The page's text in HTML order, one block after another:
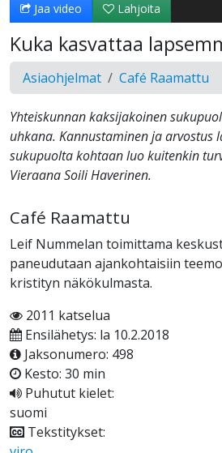
Jaa video Lahjoita
Kuka kasvattaa
Asiaohjelmat Café Raamattu
Yhteiskunnan kaksijakoinen
uhkana. Kannustaminen ja arvostus
sukupuolta kohtaan luo kuitenkin
Vieraana Soili Haverinen.
Café Raamattu
Leif Nummelan toimittama
paneudutaan ajankohtaisiin
kristityn näkökulmasta.
2011 katselua
Ensilähetys: la 10.2.2018
Jaksonumero: 498
Kesto: 30 min
Puhutut kielet:
suomi
Tekstitykset: